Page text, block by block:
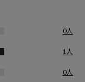
0人
1人
0人